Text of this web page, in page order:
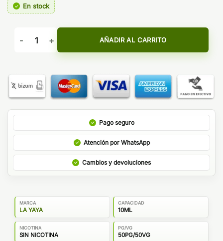
En stock
Lemon Cake 10ml - La Yaya cantidad
AÑADIR AL CARRITO
Pago seguro
Atención por WhatsApp
Cambios y devoluciones
MARCA
LA YAYA
CAPACIDAD
10ML
NICOTINA
SIN NICOTINA
PG/VG
50PG/50VG